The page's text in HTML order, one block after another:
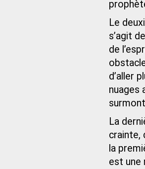
Le
s’agit
de
d’aller
nuages
La
crainte,
la
est une